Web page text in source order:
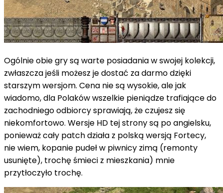
Ogólnie obie gry są warte posiadania w swojej kolekcji,
zwłaszcza jeśli możesz je dostać za darmo dzięki
starszym wersjom. Cena nie są wysokie, ale jak
wiadomo, dla Polaków wszelkie pieniądze trafiające do
zachodniego odbiorcy sprawiają, że czujesz się
niekomfortowo. Wersje HD tej strony są po angielsku,
ponieważ cały patch działa z polską wersją Fortecy,
nie wiem, kopanie pudeł w piwnicy zimą (remonty
usunięte), trochę śmieci z mieszkania) mnie
przytłoczyło trochę.